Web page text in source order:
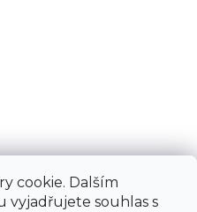
cookie. Dalším
souhlas s